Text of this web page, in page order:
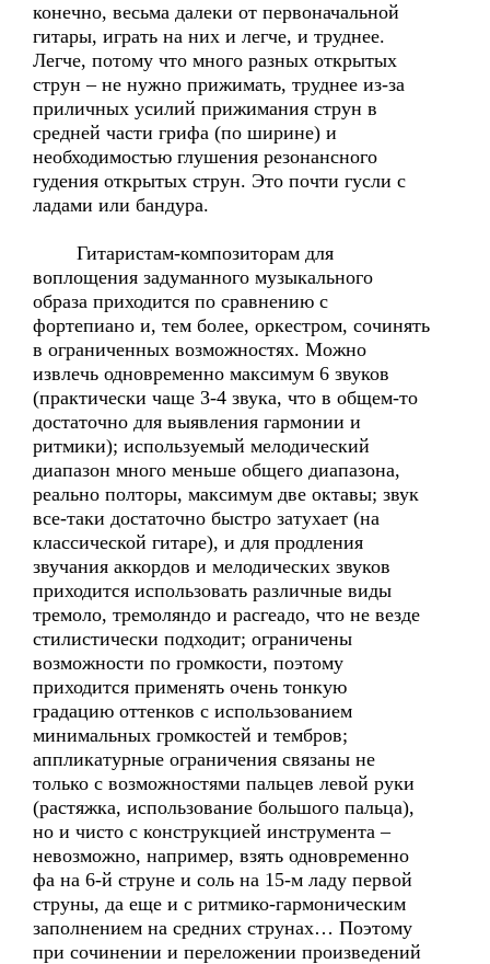
конечно, весьма далеки от первоначальной
гитары, играть на них и легче, и труднее.
Легче, потому что много разных открытых
струн – не нужно прижимать, труднее из-за
приличных усилий прижимания струн в
средней части грифа (по ширине) и
необходимостью глушения резонансного
гудения открытых струн. Это почти гусли с
ладами или бандура.
Гитаристам-композиторам для
воплощения задуманного музыкального
образа приходится по сравнению с
фортепиано и, тем более, оркестром, сочинять
в ограниченных возможностях. Можно
извлечь одновременно максимум 6 звуков
(практически чаще 3-4 звука, что в общем-то
достаточно для выявления гармонии и
ритмики); используемый мелодический
диапазон много меньше общего диапазона,
реально полторы, максимум две октавы; звук
все-таки достаточно быстро затухает (на
классической гитаре), и для продления
звучания аккордов и мелодических звуков
приходится использовать различные виды
тремоло, тремоляндо и расгеадо, что не везде
стилистически подходит; ограничены
возможности по громкости, поэтому
приходится применять очень тонкую
градацию оттенков с использованием
минимальных громкостей и тембров;
аппликатурные ограничения связаны не
только с возможностями пальцев левой руки
(растяжка, использование большого пальца),
но и чисто с конструкцией инструмента –
невозможно, например, взять одновременно
фа на 6-й струне и соль на 15-м ладу первой
струны, да еще и с ритмико-гармоническим
заполнением на средних струнах… Поэтому
при сочинении и переложении произведений